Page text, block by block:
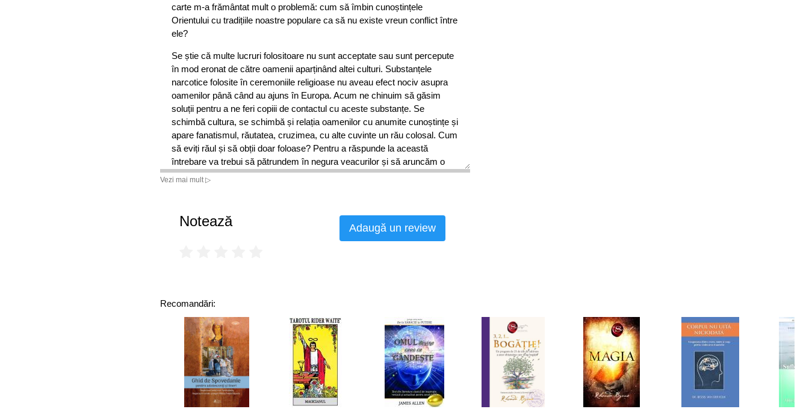
carte m-a frământat mult o problemă: cum să îmbin cunoștințele
Orientului cu tradițiile noastre populare ca să nu existe vreun conflict între
ele?
Se știe că multe lucruri folositoare nu sunt acceptate sau sunt percepute
în mod eronat de către oamenii aparținând altei culturi. Substanțele
narcotice folosite în ceremoniile religioase nu aveau efect nociv asupra
oamenilor până când au ajuns în Europa. Acum ne chinuim să găsim
soluții pentru a ne feri copiii de contactul cu aceste substanțe. Se
schimbă cultura, se schimbă și relația oamenilor cu anumite cunoștințe și
apare fanatismul, răutatea, cruzimea, cu alte cuvinte un rău colosal. Cum
să eviți răul și să obții doar foloase? Pentru a răspunde la această
întrebare va trebui să pătrundem în negura veacurilor și să aruncăm o
privire în China acelor vremuri, când s-a născut știința feng-shui și, în
Vezi mai mult ▷
Notează Adaugă un review
Recomandări: